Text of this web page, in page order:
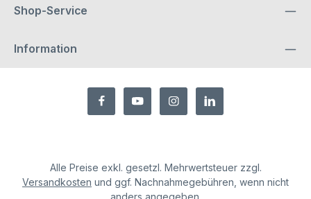
Shop-Service
Information
Alle Preise exkl. gesetzl. Mehrwertsteuer zzgl.
Versandkosten und ggf. Nachnahmegebühren, wenn nicht
anders angegeben.